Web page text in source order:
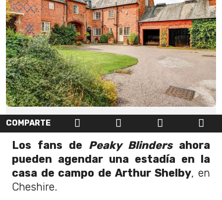
COMPARTE
Los fans de Peaky Blinders ahora
pueden agendar una estadía en la
casa de campo de Arthur Shelby, en
Cheshire.